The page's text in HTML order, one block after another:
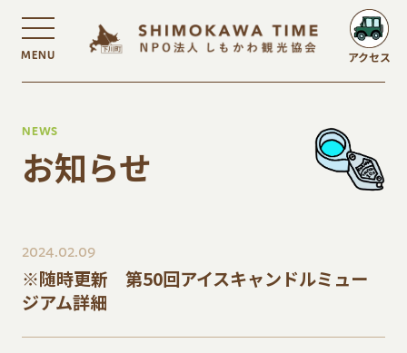
MENU アクセス
NEWS
お知らせ
※随時更新 第50回アイスキャンドルミュー
ジアム詳細
2024.02.09